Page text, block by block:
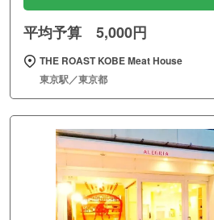
平均予算 5,000円
THE ROAST KOBE Meat House
東京駅／東京都